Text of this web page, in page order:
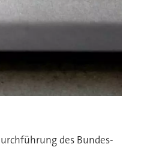
des Bundes-